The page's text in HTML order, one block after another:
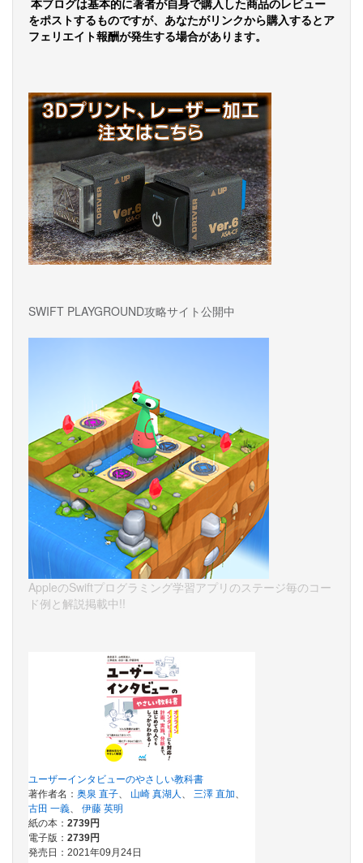
ゲ
ー
ョ
ン
をポストするものですが、あなたがリンクから購入するとア
フェリエイト報酬が発生する場合があります。
SWIFT PLAYGROUND攻略サイト公開中
AppleのSwiftプログラミング学習アプリのステージ毎のコー
ド例と解説掲載中!!